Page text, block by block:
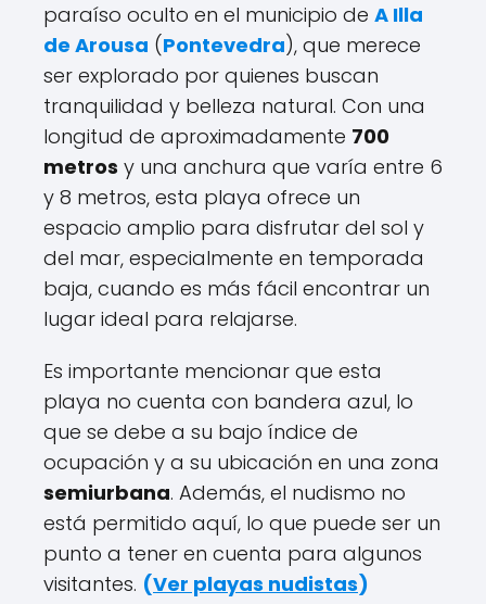
paraíso oculto en el municipio de A Illa
de Arousa (Pontevedra), que merece
ser explorado por quienes buscan
tranquilidad y belleza natural. Con una
longitud de aproximadamente 700
metros y una anchura que varía entre 6
y 8 metros, esta playa ofrece un
espacio amplio para disfrutar del sol y
del mar, especialmente en temporada
baja, cuando es más fácil encontrar un
lugar ideal para relajarse.
Es importante mencionar que esta
playa no cuenta con bandera azul, lo
que se debe a su bajo índice de
ocupación y a su ubicación en una zona
semiurbana. Además, el nudismo no
está permitido aquí, lo que puede ser un
punto a tener en cuenta para algunos
visitantes. (Ver playas nudistas)